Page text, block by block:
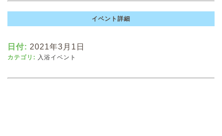
イベント詳細
日付: 2021年3月1日
カテゴリ: 入浴イベント